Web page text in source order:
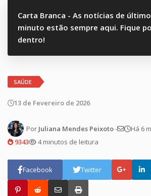
Carta Branca - As notícias de último
minuto estão sempre aqui. Fique
dentro!
SAÚDE
13 de Fevereiro de 2026
Por Juliana Mendes Peixoto-
Há 6
9343
4 minutos de leitura
Facebook Twitter